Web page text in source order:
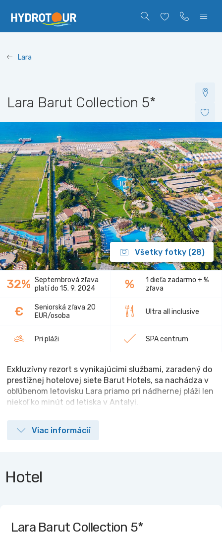
Lara
Lara Barut Collection 5*
Všetky fotky (28)
32% Septembrová zľava
platí do 15. 9. 2024
%
1 dieťa zadarmo + %
zľava
€
Seniorská zľava 20
EUR/osoba
Ultra all inclusive
Pri pláži SPA centrum
Exkluzívny rezort s vynikajúcimi službami, zaradený do
prestížnej hotelovej siete Barut Hotels, sa nachádza v
obľúbenom letovisku Lara priamo pri nádhernej pláži len
niekoľ ko minút od letiska v Antalyi.
Viac informácií
Hotel
Lara Barut Collection 5*